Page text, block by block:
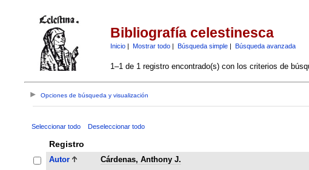
Bibliografía celestinesca
Inicio| Mostrar todo| Búsqueda simple| Búsqueda avanzada
1–1 de 1 registro encontrado(s) con los criterios de
Opciones de búsqueda y visualización
Seleccionar todo Deseleccionar todo
Registro
Autor
Cárdenas, Anthony J.